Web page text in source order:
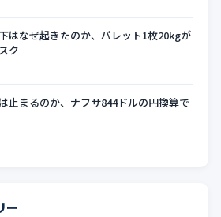
はなぜ起きたのか、パレット1枚20kgが
ク
止まるのか、ナフサ844ドルの円換算で
ー